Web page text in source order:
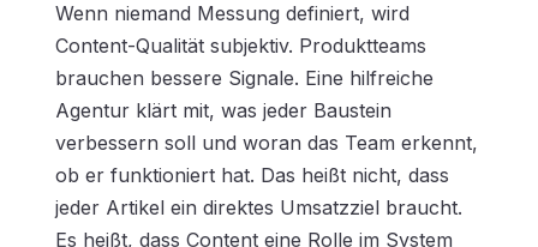
Wenn niemand Messung definiert, wird
Content-Qualität subjektiv. Produktteams
brauchen bessere Signale. Eine hilfreiche
Agentur klärt mit, was jeder Baustein
verbessern soll und woran das Team erkennt,
ob er funktioniert hat. Das heißt nicht, dass
jeder Artikel ein direktes Umsatzziel braucht.
Es heißt, dass Content eine Rolle im System